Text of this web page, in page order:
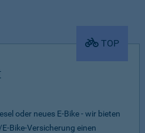
TOP
oder neues E-Bike - wir bieten
Bike-Versicherung einen